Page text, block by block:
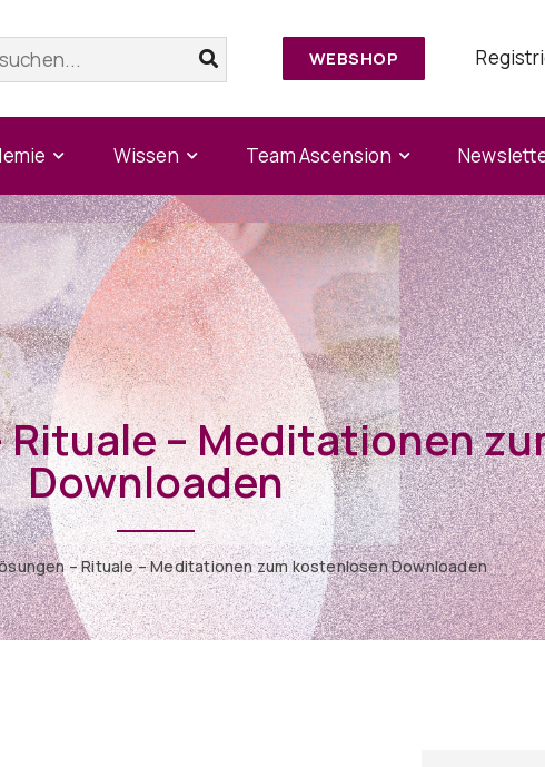
WEBSHOP
Wissen Team Ascension
Rituale – Meditationen
Downloaden
– Rituale – Meditationen zum kostenlosen Downloaden